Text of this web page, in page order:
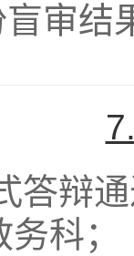
盲审结
答辩
科；